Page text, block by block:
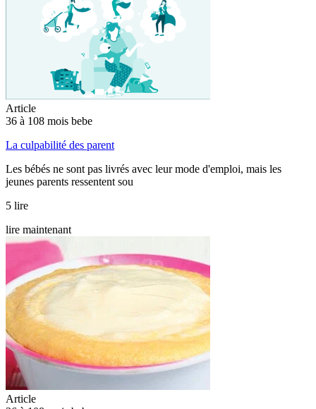
Article
36 à 108 mois bebe
La culpabilité des parent
Les bébés ne sont pas livrés avec leur mode d'emploi, mais les
jeunes parents ressentent sou
5 lire
lire maintenant
Article